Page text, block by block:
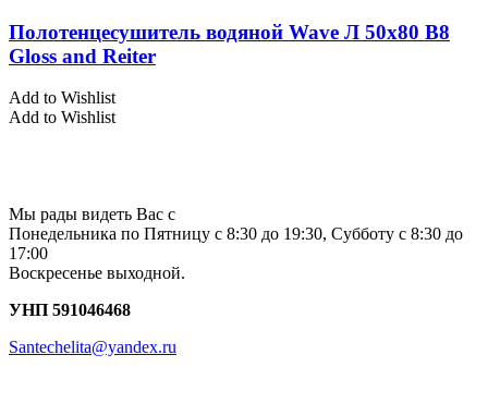
Полотенцесушитель водяной Wave Л 50х80 В8
Gloss and Reiter
Add to Wishlist
Add to Wishlist
Мы рады видеть Вас с
Понедельника по Пятницу с 8:30 до 19:30, Субботу с 8:30 до
17:00
Воскресенье выходной.
УНП 591046468
Santechelita@yandex.ru